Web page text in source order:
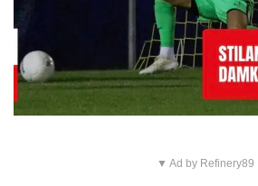
▼ Ad by Refinery89